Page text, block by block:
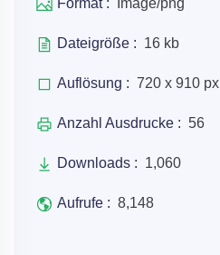
Format : Image/png
Dateigröße : 16 kb
Auflösung : 720 x 910 px
Anzahl Ausdrucke : 56
Downloads : 1,060
Aufrufe : 8,148